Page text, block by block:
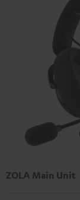
ZOLA Main Unit